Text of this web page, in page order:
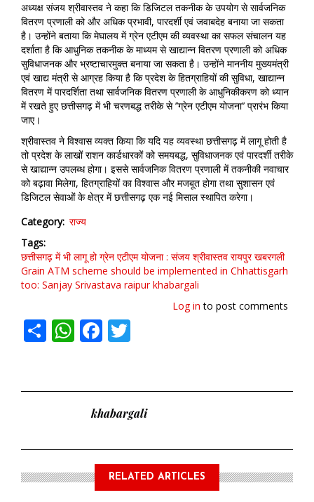
अध्यक्ष संजय श्रीवास्तव ने कहा कि डिजिटल तकनीक के उपयोग से सार्वजनिक
वितरण प्रणाली को और अधिक प्रभावी, पारदर्शी एवं जवाबदेह बनाया जा सकता
है। उन्होंने बताया कि मेघालय में ग्रेन एटीएम की व्यवस्था का सफल संचालन यह
दर्शाता है कि आधुनिक तकनीक के माध्यम से खाद्यान्न वितरण प्रणाली को अधिक
सुविधाजनक और भ्रष्टाचारमुक्त बनाया जा सकता है। उन्होंने माननीय मुख्यमंत्री
एवं खाद्य मंत्री से आग्रह किया है कि प्रदेश के हितग्राहियों की सुविधा, खाद्यान्न
वितरण में पारदर्शिता तथा सार्वजनिक वितरण प्रणाली के आधुनिकीकरण को ध्यान
में रखते हुए छत्तीसगढ़ में भी चरणबद्ध तरीके से ’’ग्रेन एटीएम योजना’’ प्रारंभ किया
जाए।
श्रीवास्तव ने विश्वास व्यक्त किया कि यदि यह व्यवस्था छत्तीसगढ़ में लागू होती है
तो प्रदेश के लाखों राशन कार्डधारकों को समयबद्ध, सुविधाजनक एवं पारदर्शी तरीके
से खाद्यान्न उपलब्ध होगा। इससे सार्वजनिक वितरण प्रणाली में तकनीकी नवाचार
को बढ़ावा मिलेगा, हितग्राहियों का विश्वास और मजबूत होगा तथा सुशासन एवं
डिजिटल सेवाओं के क्षेत्र में छत्तीसगढ़ एक नई मिसाल स्थापित करेगा।
Category राज्य
Tags
छत्तीसगढ़ में भी लागू हो ग्रेन एटीएम योजना : संजय श्रीवास्तव रायपुर खबरगली
Grain ATM scheme should be implemented in Chhattisgarh
too: Sanjay Srivastava raipur khabargali
Log in to post comments
ShareWhatsApp
Facebook
khabargali
RELATED ARTICLES